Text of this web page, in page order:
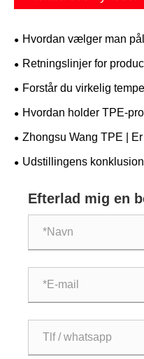
Hvordan vælger man
råmaterialeleverandører?
Retningslinjer for
for at hjælpe dig med at
Forstår du virkelig
TPE-indkapsling?
Hvordan holder TPE-
råmaterialer ensartet?
Zhongsu Wang TPE |
sportsudstyr olie- og
Udstillingens
vokser sideløbende med
Efterlad mig en